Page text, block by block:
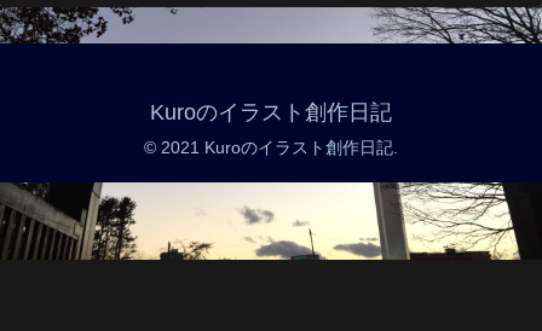
Kuroのイラスト創作日記
© 2021 Kuroのイラスト創作日記.